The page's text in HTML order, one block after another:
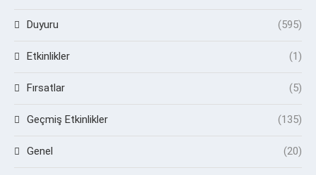
Duyuru (595)
Etkinlikler (1)
Fırsatlar (5)
Geçmiş Etkinlikler (135)
Genel (20)